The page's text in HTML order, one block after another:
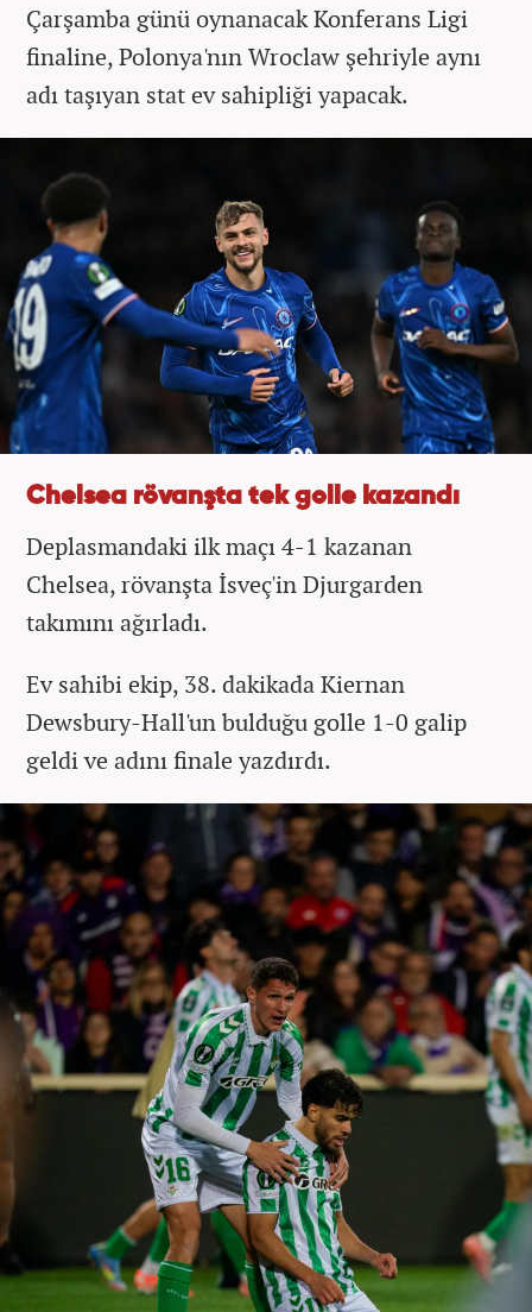
Çarşamba günü oynanacak Konferans Ligi
finaline, Polonya'nın Wroclaw şehriyle aynı
adı taşıyan stat ev sahipliği yapacak.
Chelsea rövanşta tek golle kazandı
Deplasmandaki ilk maçı 4-1 kazanan
Chelsea, rövanşta İsveç'in Djurgarden
takımını ağırladı.
Ev sahibi ekip, 38. dakikada Kiernan
Dewsbury-Hall'un bulduğu golle 1-0 galip
geldi ve adını finale yazdırdı.